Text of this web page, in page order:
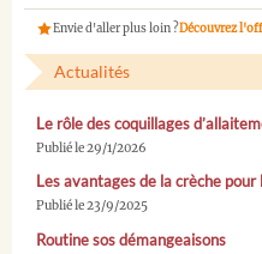
Envie d'aller plus loin ?Découvrez
Actualités
Le rôle des coquillages
Publié le 29/1/2026
Les avantages de la crèche
Publié le 23/9/2025
Routine sos démangeaisons